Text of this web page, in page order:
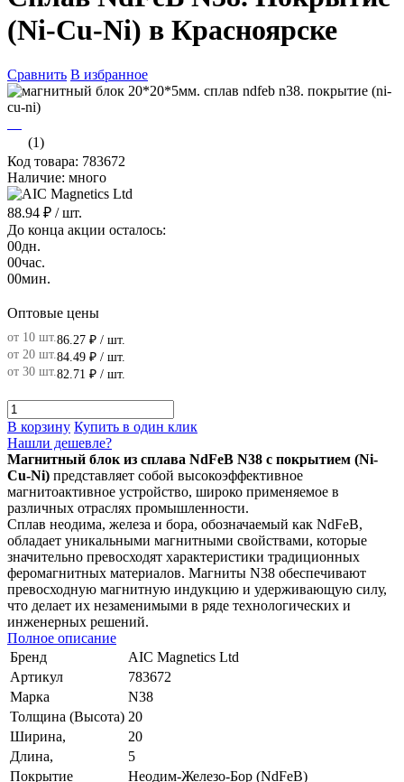
(Ni-Cu-Ni) в Красноярске
Сравнить В избранное
(1)
Код товара: 783672
Наличие: много
88.94 ₽ / шт.
До конца акции осталось:
00дн.
00час.
00мин.
Оптовые цены
от 10 шт. 86.27 ₽ / шт.
от 20 шт. 84.49 ₽ / шт.
от 30 шт. 82.71 ₽ / шт.
В корзину Купить в один клик
Нашли дешевле?
Магнитный блок из сплава NdFeB N38 с покрытием (Ni-
Cu-Ni) представляет собой высокоэффективное
магнитоактивное устройство, широко применяемое в
различных отраслях промышленности.
Сплав неодима, железа и бора, обозначаемый как NdFeB,
обладает уникальными магнитными свойствами, которые
значительно превосходят характеристики традиционных
феромагнитных материалов. Магниты N38 обеспечивают
превосходную магнитную индукцию и удерживающую силу,
что делает их незаменимыми в ряде технологических и
инженерных решений.
Полное описание
Бренд
AIC Magnetics Ltd
Артикул
783672
Марка
N38
Толщина (Высота) 20
Ширина,
20
Длина,
5
Покрытие
Неодим-Железо-Бор (NdFeB)